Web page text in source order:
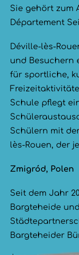
Sie gehört zum
Département
Déville-lès-
und Besuchern
für sportliche,
Schule pflegt
Schülern mit
lès-Rouen, der
Zmigród, Polen
Seit dem Jahr
Bargteheide
Bargteheider